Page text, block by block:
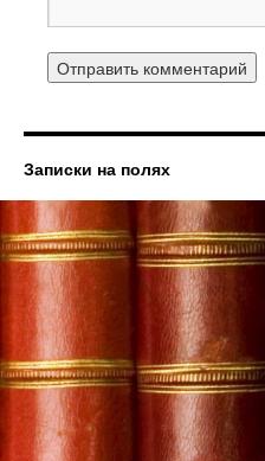
Записки на полях